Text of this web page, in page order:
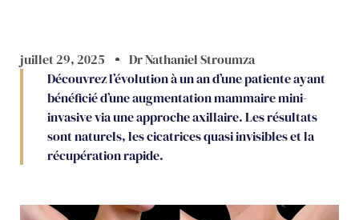
juillet 29, 2025
Dr Nathaniel Stroumza
Découvrez l’évolution à un an d’une patiente ayant
bénéficié d’une augmentation mammaire mini-
invasive via une approche axillaire. Les résultats
sont naturels, les cicatrices quasi invisibles et la
récupération rapide.